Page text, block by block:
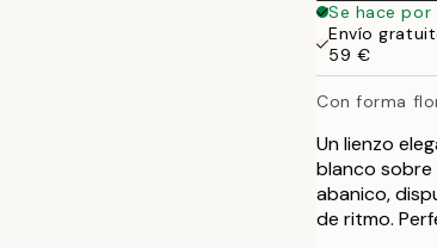
Se hace por
Envío
59 €
Con forma
Un lienzo
blanco sobre
abanico,
de ritmo.